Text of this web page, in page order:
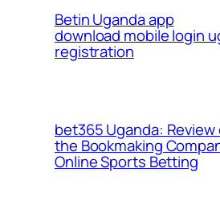
Betin Uganda app
download mobile login
registration
bet365 Uganda: Review
the Bookmaking
Online Sports Betting